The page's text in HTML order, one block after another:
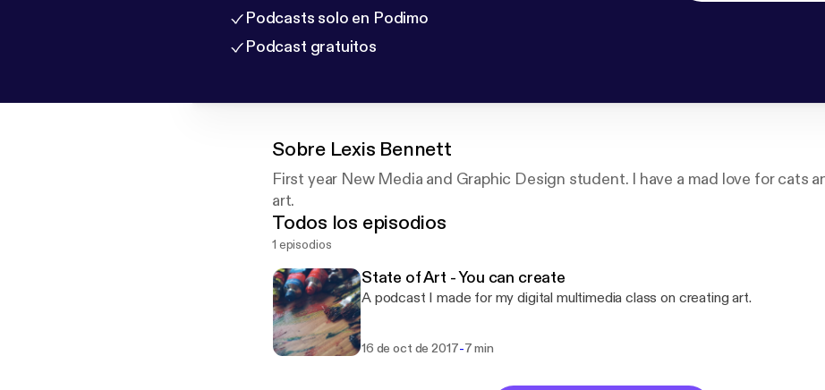
Podcasts solo en Podimo
Podcast gratuitos
Sobre Lexis Bennett
First year New Media and Graphic Design student. I have a mad love for cats
art.
Todos los episodios
1 episodios
State of Art - You can create
A podcast I made for my digital multimedia class on creating art.
16 de oct de 2017-7 min